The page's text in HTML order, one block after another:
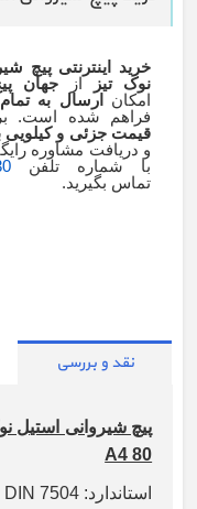
خرید اینترنتی پیچ
نوک تیز
از جهان
امکان
ارسال به
فراهم شده است.
قیمت جزئی و
و دریافت مشاوره
با شماره تلفن
تماس بگیرید.
نقد و بررسی
A4 80
استاندارد: DIN 7504